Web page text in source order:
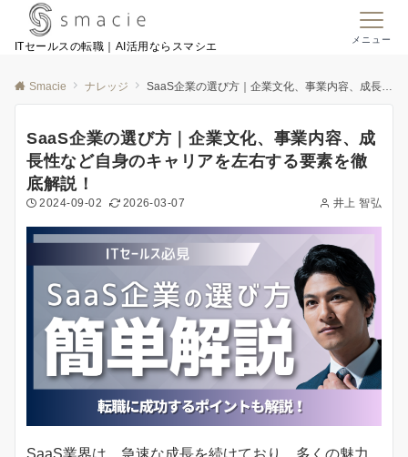
ITセールスの転職｜AI活用ならスマシエ
メニュー
Smacie ナレッジ SaaS企業の選び方｜企業文化、事業内容、成長性など自身のキャリアを左右する要素を徹底解説！
SaaS企業の選び方｜企業文化、事業内容、成
長性など自身のキャリアを左右する要素を徹
底解説！
2024-09-02 2026-03-07 井上 智弘